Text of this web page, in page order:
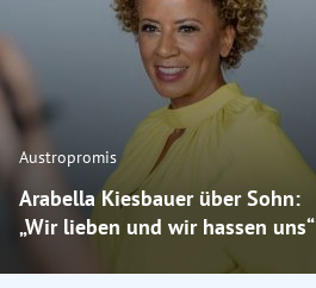
Austropromis
Arabella Kiesbauer über Sohn:
„Wir lieben und wir hassen uns“